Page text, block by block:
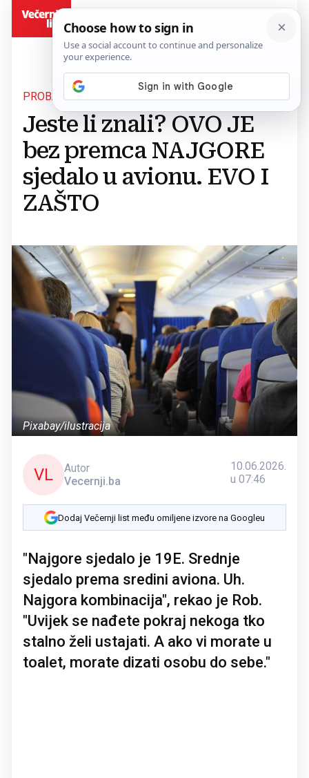
PROBAJTE GA IZBJEĆI
Jeste li znali? OVO JE
bez premca NAJGORE
sjedalo u avionu. EVO I
ZAŠTO
Pixabay/ilustracija
VL
Autor
Vecernji.ba
10.06.2026.
u 07:46
Dodaj Večernji list među omiljene izvore na Googleu
"Najgore sjedalo je 19E. Srednje
sjedalo prema sredini aviona. Uh.
Najgora kombinacija", rekao je Rob.
"Uvijek se nađete pokraj nekoga tko
stalno želi ustajati. A ako vi morate u
toalet, morate dizati osobu do sebe."